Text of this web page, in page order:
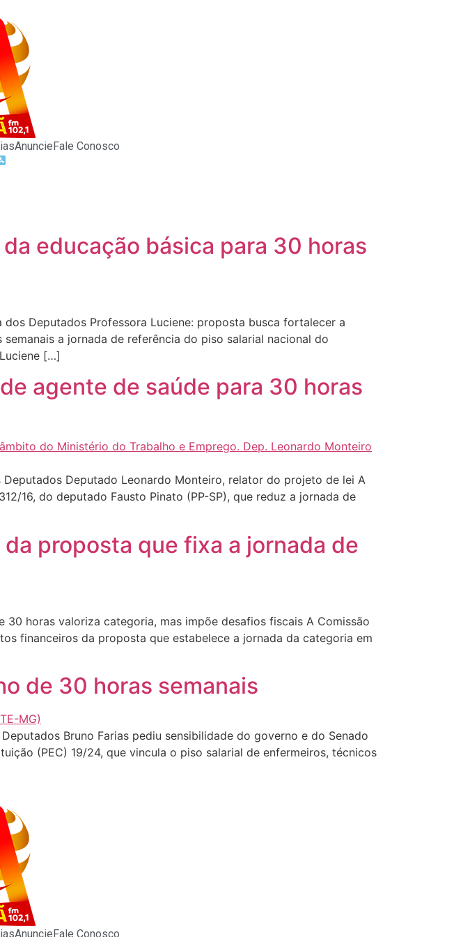
AnuncieFale Conosco
educação básica para 30 horas
Deputados Professora Luciene: proposta busca fortalecer a
a jornada de referência do piso salarial nacional do
[…]
agente de saúde para 30 horas
Deputado Leonardo Monteiro, relator do projeto de lei A
16, do deputado Fausto Pinato (PP-SP), que reduz a jornada de
proposta que fixa a jornada de
horas valoriza categoria, mas impõe desafios fiscais A Comissão
financeiros da proposta que estabelece a jornada da categoria em
de 30 horas semanais
Bruno Farias pediu sensibilidade do governo e do Senado
(PEC) 19/24, que vincula o piso salarial de enfermeiros, técnicos
AnuncieFale Conosco